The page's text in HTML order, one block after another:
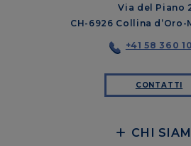
Via del Piano
CH-6926 Collina
+41 58 360
CONTATTI
CHI